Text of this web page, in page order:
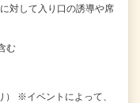
対して入り口の誘導や席
む
※イベントによって、